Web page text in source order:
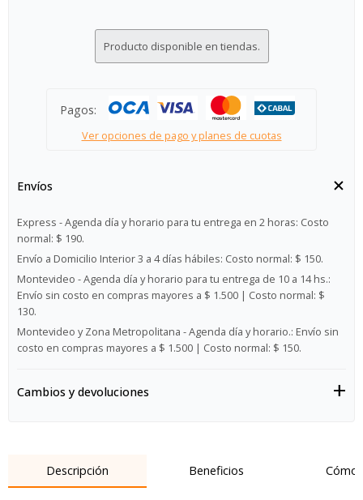
Producto disponible en tiendas.
Pagos:
Ver opciones de pago y planes de cuotas
Envíos
Express - Agenda día y horario para tu entrega en 2 horas: Costo
normal: $ 190.
Envío a Domicilio Interior 3 a 4 días hábiles: Costo normal: $ 150.
Montevideo - Agenda día y horario para tu entrega de 10 a 14 hs.:
Envío sin costo en compras mayores a $ 1.500 | Costo normal: $
130.
Montevideo y Zona Metropolitana - Agenda día y horario.: Envío sin
costo en compras mayores a $ 1.500 | Costo normal: $ 150.
Cambios y devoluciones
Descripción Beneficios Cómo